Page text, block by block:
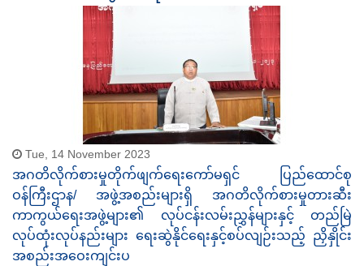
Tue, 14 November 2023
အဂတိလိုက်စားမှုတိုက်ဖျက်ရေးကော်မရှင် ပြည်ထောင်စု
ဝန်ကြီးဌာန/ အဖွဲ့အစည်းများရှိ အဂတိလိုက်စားမှုတားဆီး
ကာကွယ်ရေးအဖွဲ့များ၏ လုပ်ငန်းလမ်းညွှန်များနှင့် တည်မြဲ
လုပ်ထုံးလုပ်နည်းများ ရေးဆွဲနိုင်ရေးနှင့်စပ်လျဉ်းသည့် ညှိနှိုင်း
အစည်းအဝေးကျင်းပ